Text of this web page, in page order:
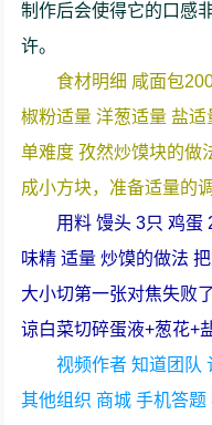
制作后会使得它的口感
许。
食材明细 咸面包
椒粉适量 洋葱适量 盐
单难度 孜然炒馍块的做
成小方块，准备适量的
用料 馒头 3只 鸡蛋
味精 适量 炒馍的做法
大小切第一张对焦失败
谅白菜切碎蛋液+葱花+
视频作者 知道团队
其他组织 商城 手机答